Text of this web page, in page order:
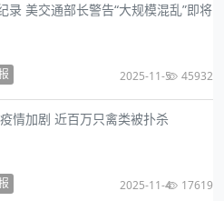
录 美交通部长警告“大规模混乱”即将
2025-11-5 45932
情加剧 近百万只禽类被扑杀
2025-11-4 17619